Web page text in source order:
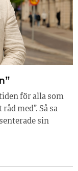
för alla som
med”. Så sa
sin